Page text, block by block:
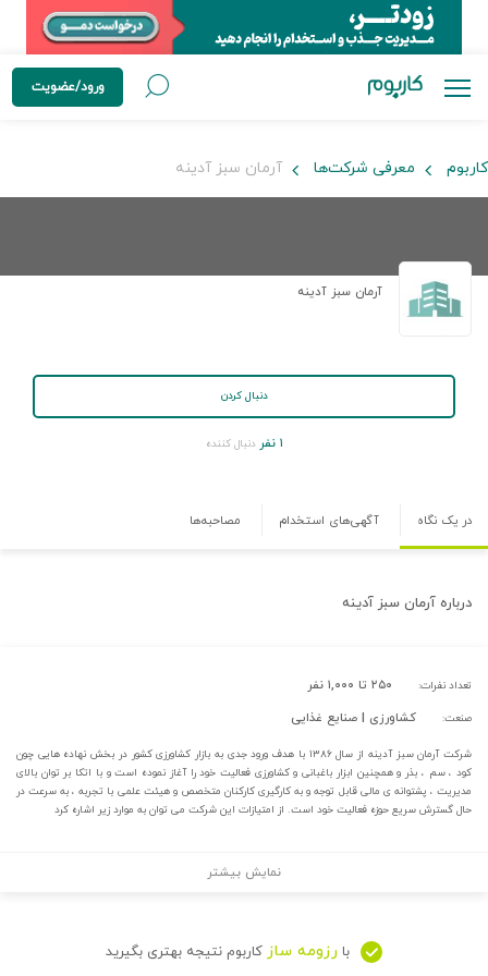
ورود/عضویت
کاربوم معرفی شرکت‌ها آرمان سبز آدینه
آرمان سبز آدینه
دنبال کردن
۱ نفر دنبال کننده
در یک نگاه آگهی‌های استخدام مصاحبه‌ها
درباره آرمان سبز آدینه
تعداد نفرات: ۲۵۰ تا ۱,۰۰۰ نفر
صنعت: کشاورزی | صنایع غذایی
شرکت آرمان سبز آدینه از سال ۱۳۸۶ با هدف ورود جدی به بازار کشاورزی کشور در بخش نهاده هایی چون
کود ، سم ، بذر و همچنین ابزار باغبانی و کشاورزی فعالیت خود را آغاز نموده است و با اتکا بر توان بالای
مدیریت ، پشتوانه ی مالی قابل توجه و به کارگیری کارکنان متخصص و هیئت علمی با تجربه ، به سرعت در
حال گسترش سریع حوزه فعالیت خود است. از امتیازات این شرکت می توان به موارد زیر اشاره کرد
نمایش بیشتر
با رزومه ساز کاربوم نتیجه بهتری بگیرید